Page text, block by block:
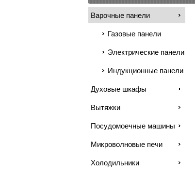
Варочные панели
Газовые панели
Электрические панели
Индукционные панели
Духовые шкафы
Вытяжки
Посудомоечные машины
Микроволновые печи
Холодильники